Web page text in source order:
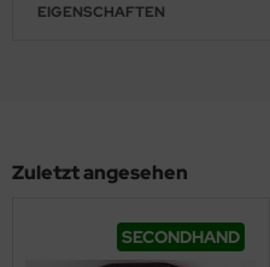
EIGENSCHAFTEN
Zuletzt angesehen
SECONDHAND